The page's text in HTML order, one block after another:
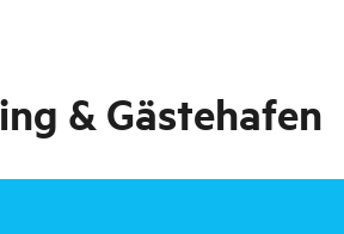
& Gästehafen